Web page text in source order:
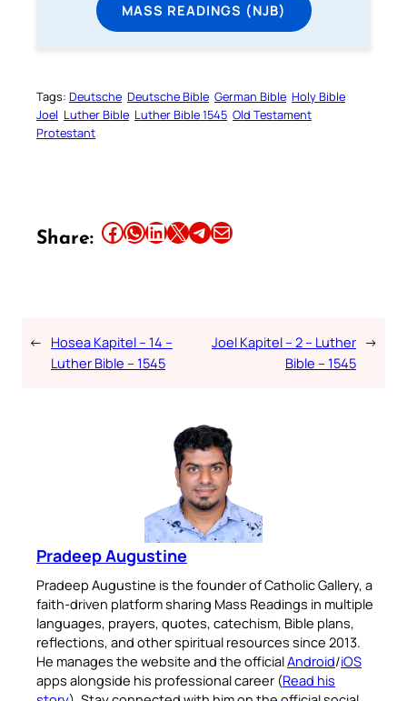
MASS READINGS (NJB)
Tags: Deutsche Deutsche Bible German Bible Holy Bible
Joel Luther Bible Luther Bible 1545 Old Testament
Protestant
Share: Share this article on Facebook Share this article on WhatsApp Share this article on LinkedIn Share this article on X Share this article on TelegramEmail this Article
← Hosea Kapitel – 14 –
Luther Bible – 1545
Joel Kapitel – 2 – Luther
Bible – 1545
→
Pradeep Augustine
Pradeep Augustine is the founder of Catholic Gallery, a
faith-driven platform sharing Mass Readings in multiple
languages, prayers, quotes, catechism, Bible plans,
reflections, and other spiritual resources since 2013.
He manages the website and the officialAndroid/iOS
apps alongside his professional career (Read his